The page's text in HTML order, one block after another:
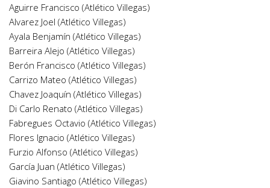
Aguirre Francisco (Atlético Villegas)
Alvarez Joel (Atlético Villegas)
Ayala Benjamín (Atlético Villegas)
Barreira Alejo (Atlético Villegas)
Berón Francisco (Atlético Villegas)
Carrizo Mateo (Atlético Villegas)
Chavez Joaquín (Atlético Villegas)
Di Carlo Renato (Atlético Villegas)
Fabregues Octavio (Atlético Villegas)
Flores Ignacio (Atlético Villegas)
Furzio Alfonso (Atlético Villegas)
García Juan (Atlético Villegas)
Giavino Santiago (Atlético Villegas)